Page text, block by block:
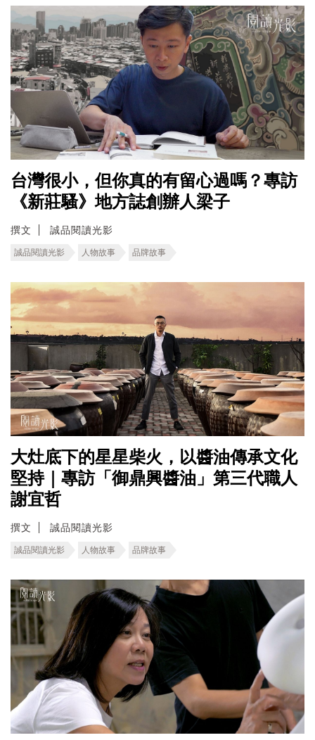
台灣很小，但你真的有留心過嗎？專訪
《新莊騷》地方誌創辦人梁子
撰文 誠品閱讀光影
誠品閱讀光影 人物故事 品牌故事
大灶底下的星星柴火，以醬油傳承文化
堅持｜專訪「御鼎興醬油」第三代職人
謝宜哲
撰文 誠品閱讀光影
誠品閱讀光影 人物故事 品牌故事